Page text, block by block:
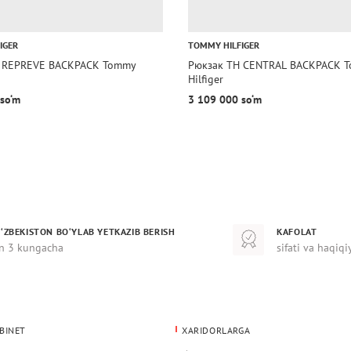
BACKPACK Tommy
TOMMY HILFIGER
Рюкзак TH CENTRAL BACKPACK
Hilfiger
3 109 000 so‘m
BO‘YLAB YETKAZIB BERISH
3 kungacha
KAFOLAT
sifati va
XARIDORLARGA